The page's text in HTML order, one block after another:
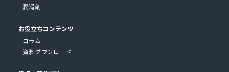
潤滑剤
お役立ちコンテンツ
コラム
資料ダウンロード